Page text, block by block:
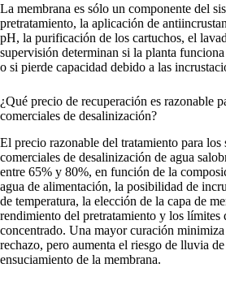
La membrana es sólo un componente del
pretratamiento, la aplicación de
pH, la purificación de los cartuchos, el
supervisión determinan si la planta
o si pierde capacidad debido a las
¿Qué precio de recuperación es razonable
comerciales de desalinización?
El precio razonable del tratamiento para los
comerciales de desalinización de agua
entre 65% y 80%, en función de la
agua de alimentación, la posibilidad de
de temperatura, la elección de la capa de
rendimiento del pretratamiento y los límites
concentrado. Una mayor curación
rechazo, pero aumenta el riesgo de lluvia
ensuciamiento de la membrana.